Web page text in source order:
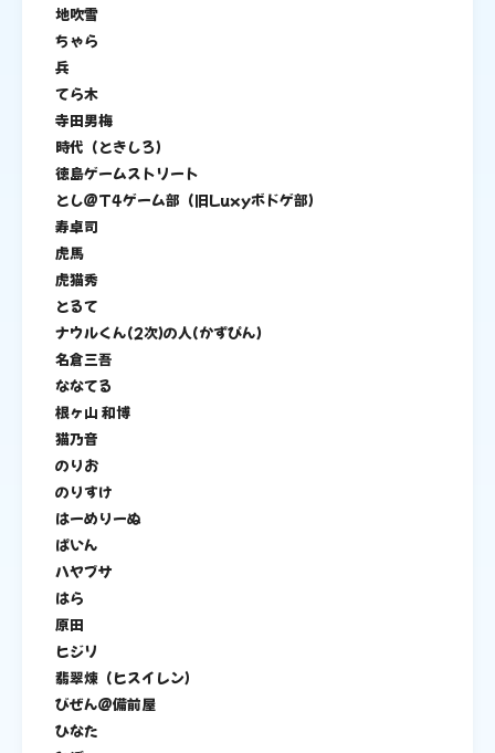
地吹雪
ちゃら
兵
てら木
寺田男梅
時代（ときしろ）
徳島ゲームストリート
とし＠T4ゲーム部（旧Luxyボドゲ部）
寿卓司
虎馬
虎猫秀
とるて
ナウルくん(2次)の人(かずぴん)
名倉三吾
ななてる
根ヶ山 和博
猫乃音
のりお
のりすけ
はーめりーぬ
ぱいん
ハヤブサ
はら
原田
ヒジリ
翡翠煉（ヒスイレン）
びぜん＠備前屋
ひなた